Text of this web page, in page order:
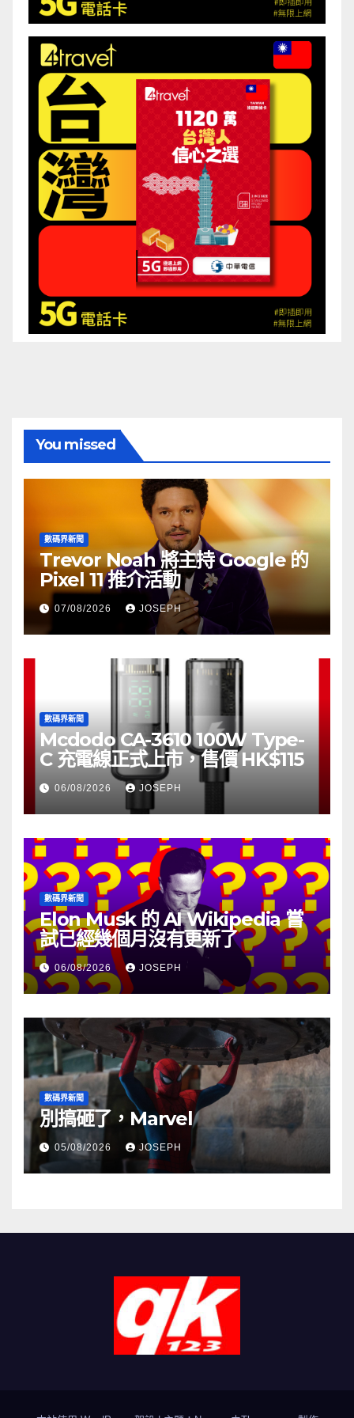
You missed
數碼界新聞
Trevor Noah 將主持 Google 的
Pixel 11 推介活動
07/08/2026 JOSEPH
數碼界新聞
Mcdodo CA-3610 100W Type-
C 充電線正式上市，售價 HK$115
06/08/2026 JOSEPH
數碼界新聞
Elon Musk 的 AI Wikipedia 嘗
試已經幾個月沒有更新了
06/08/2026 JOSEPH
數碼界新聞
別搞砸了，Marvel
05/08/2026 JOSEPH